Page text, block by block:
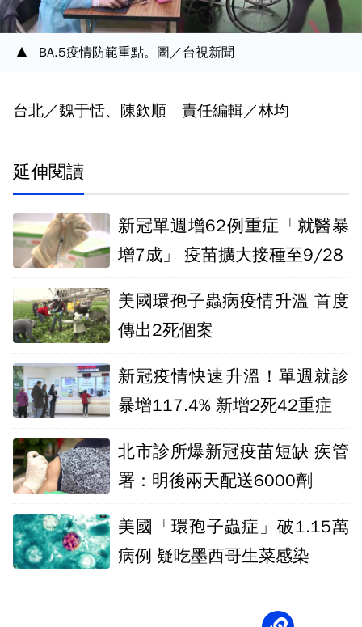
BA.5疫情防範重點。圖／台視新聞
台北／魏于恬、陳欽順 責任編輯／林均
延伸閱讀
新冠單週增62例重症「就醫暴
增7成」 疫苗擴大接種至9/28
美國環孢子蟲病疫情升溫 首度
傳出2死個案
新冠疫情快速升溫！單週就診
暴增117.4% 新增2死42重症
北市診所爆新冠疫苗短缺 疾管
署：明後兩天配送6000劑
美國「環孢子蟲症」破1.15萬
病例 疑吃墨西哥生菜感染